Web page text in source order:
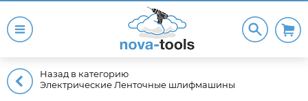
Назад в категорию
Электрические Ленточные шлифмашины